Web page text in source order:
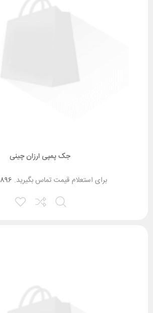
جک پمپی ارزان چینی
برای استعلام قیمت تماس بگیرید.